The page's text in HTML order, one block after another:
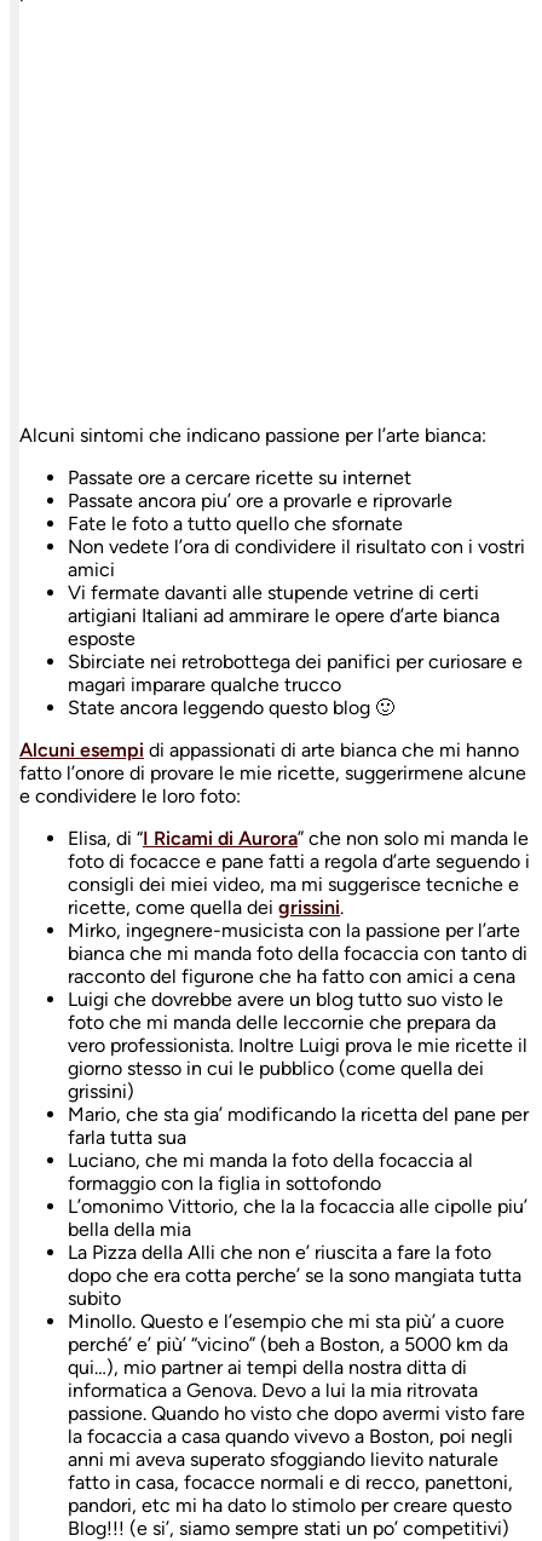
Alcuni sintomi che indicano passione per l’arte bianca:
Passate ore a cercare ricette su internet
Passate ancora piu’ ore a provarle e riprovarle
Fate le foto a tutto quello che sfornate
Non vedete l’ora di condividere il risultato con i vostri
amici
Vi fermate davanti alle stupende vetrine di certi
artigiani Italiani ad ammirare le opere d’arte bianca
esposte
Sbirciate nei retrobottega dei panifici per curiosare e
magari imparare qualche trucco
State ancora leggendo questo blog 🙂
Alcuni esempi di appassionati di arte bianca che mi hanno
fatto l’onore di provare le mie ricette, suggerirmene alcune
e condividere le loro foto:
Elisa, di “I Ricami di Aurora” che non solo mi manda le
foto di focacce e pane fatti a regola d’arte seguendo i
consigli dei miei video, ma mi suggerisce tecniche e
ricette, come quella dei grissini.
Mirko, ingegnere-musicista con la passione per l’arte
bianca che mi manda foto della focaccia con tanto di
racconto del figurone che ha fatto con amici a cena
Luigi che dovrebbe avere un blog tutto suo visto le
foto che mi manda delle leccornie che prepara da
vero professionista. Inoltre Luigi prova le mie ricette il
giorno stesso in cui le pubblico (come quella dei
grissini)
Mario, che sta gia’ modificando la ricetta del pane per
farla tutta sua
Luciano, che mi manda la foto della focaccia al
formaggio con la figlia in sottofondo
L’omonimo Vittorio, che la la focaccia alle cipolle piu’
bella della mia
La Pizza della Alli che non e’ riuscita a fare la foto
dopo che era cotta perche’ se la sono mangiata tutta
subito
Minollo. Questo e l’esempio che mi sta più’ a cuore
perché’ e’ più’ “vicino” (beh a Boston, a 5000 km da
qui…), mio partner ai tempi della nostra ditta di
informatica a Genova. Devo a lui la mia ritrovata
passione. Quando ho visto che dopo avermi visto fare
la focaccia a casa quando vivevo a Boston, poi negli
anni mi aveva superato sfoggiando lievito naturale
fatto in casa, focacce normali e di recco, panettoni,
pandori, etc mi ha dato lo stimolo per creare questo
Blog!!! (e si’, siamo sempre stati un po’ competitivi)